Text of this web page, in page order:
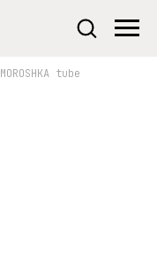
MOROSHKA tube